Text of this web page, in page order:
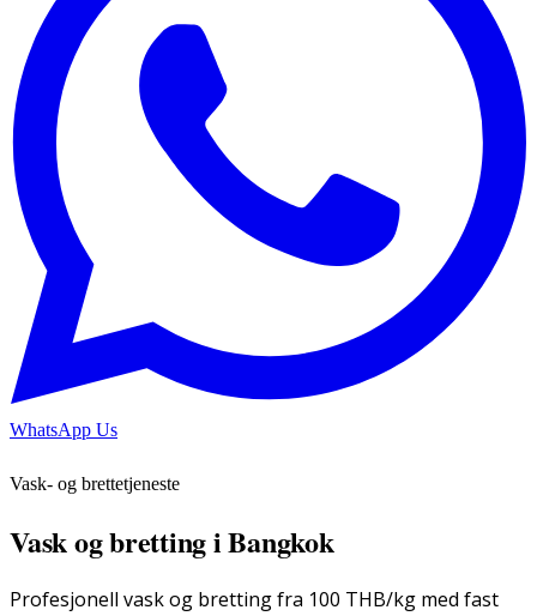
WhatsApp Us
Vask- og brettetjeneste
Vask og bretting i Bangkok
Profesjonell vask og bretting fra 100 THB/kg med fast